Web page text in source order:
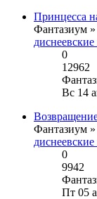
Принцесса
Фантазиум
0
12962
Вс 14
Фантазиум
0
9942
Пт 05